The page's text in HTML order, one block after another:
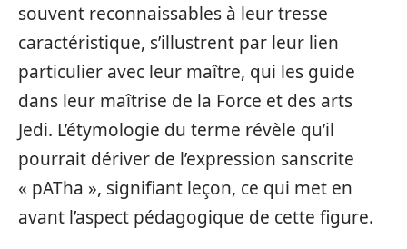
souvent reconnaissables à leur tresse
caractéristique, s’illustrent par leur lien
particulier avec leur maître, qui les guide
dans leur maîtrise de la Force et des arts
Jedi. L’étymologie du terme révèle qu’il
pourrait dériver de l’expression sanscrite
« pATha », signifiant leçon, ce qui met en
avant l’aspect pédagogique de cette figure.